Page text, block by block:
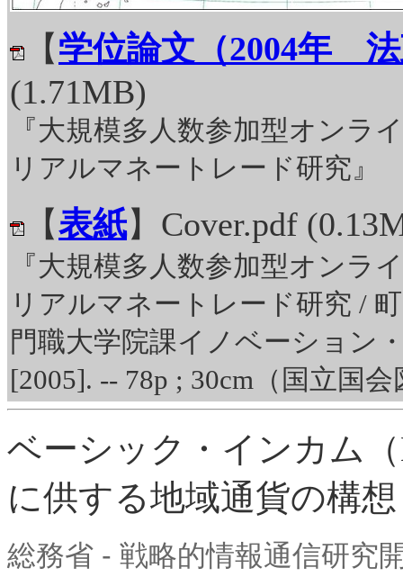
【学位論文（2004年
(1.71MB)
『大規模多人数参加型オンラ
リアルマネートレード研究』
【表紙】Cover.pdf
『大規模多人数参加型オンラ
リアルマネートレード研究 /
門職大学院課イノベーション
[2005]. -- 78p ; 30cm（国立国
ベーシック・インカム
に供する地域通貨の構想
総務省 - 戦略的情報通信研究